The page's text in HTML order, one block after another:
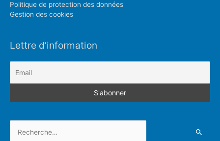
Politique de protection des données
Gestion des cookies
Lettre d’information